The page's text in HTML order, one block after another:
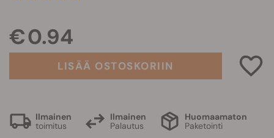
€ 0.94
LISÄÄ OSTOSKORIIN
Ilmainen
toimitus
Ilmainen
Palautus
Huomaamaton
Paketointi